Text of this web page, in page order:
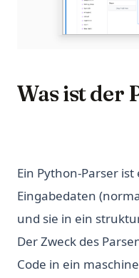
Was ist der
Ein Python-Parser
Eingabedaten
und sie in ein
Der Zweck des
Code in ein